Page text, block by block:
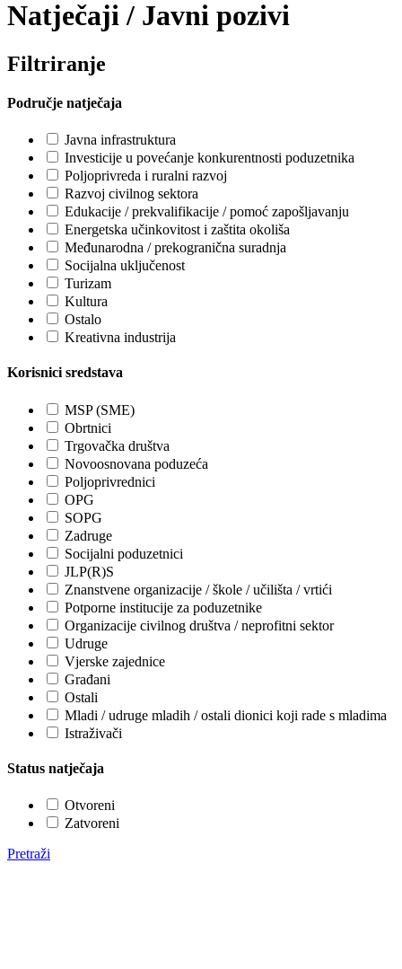
Natječaji / Javni pozivi
Filtriranje
Područje natječaja
Javna infrastruktura
Investicije u povećanje konkurentnosti poduzetnika
Poljoprivreda i ruralni razvoj
Razvoj civilnog sektora
Edukacije / prekvalifikacije / pomoć zapošljavanju
Energetska učinkovitost i zaštita okoliša
Međunarodna / prekogranična suradnja
Socijalna uključenost
Turizam
Kultura
Ostalo
Kreativna industrija
Korisnici sredstava
MSP (SME)
Obrtnici
Trgovačka društva
Novoosnovana poduzeća
Poljoprivrednici
OPG
SOPG
Zadruge
Socijalni poduzetnici
JLP(R)S
Znanstvene organizacije / škole / učilišta / vrtići
Potporne institucije za poduzetnike
Organizacije civilnog društva / neprofitni sektor
Udruge
Vjerske zajednice
Građani
Ostali
Mladi / udruge mladih / ostali dionici koji rade s mladima
Istraživači
Status natječaja
Otvoreni
Zatvoreni
Pretraži